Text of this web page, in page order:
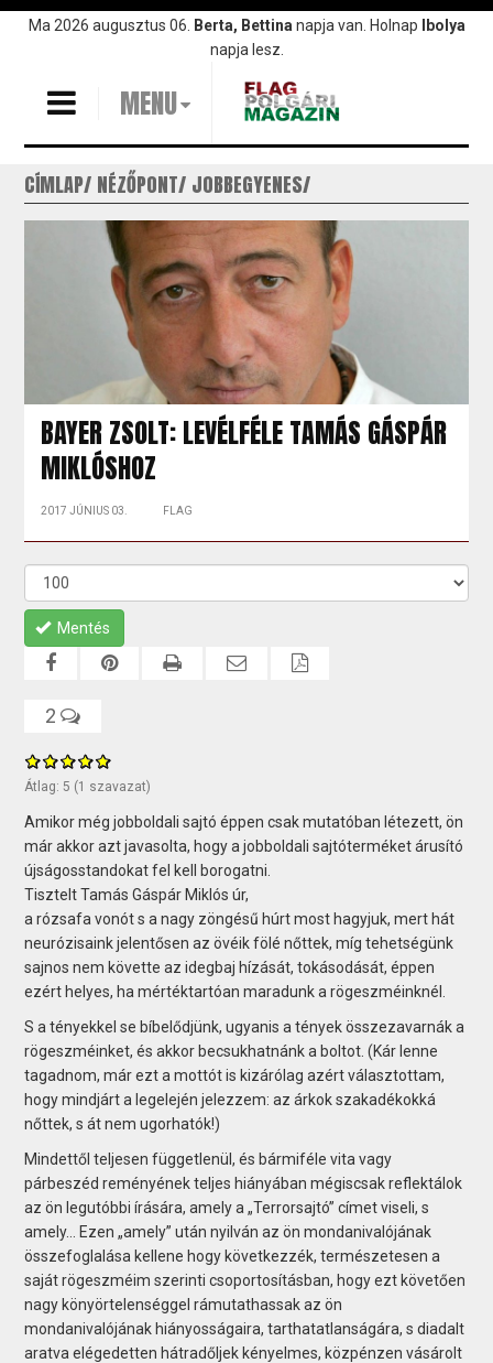
UgrásMa 2026 augusztus 06. Berta, Bettina napja van. Holnap
Ibolya
napja lesz.
MENU
CÍMLAP NÉZŐPONT JOBBEGYENES
BAYER ZSOLT: LEVÉLFÉLE TAMÁS GÁSPÁR
MIKLÓSHOZ
2017 JÚNIUS 03. FLAG
Mentés
2
Átlag: 5 (1 szavazat)
Amikor még jobboldali sajtó éppen csak mutatóban létezett, ön
már akkor azt javasolta, hogy a jobboldali sajtóterméket árusító
újságosstandokat fel kell borogatni.
Tisztelt Tamás Gáspár Miklós úr,
a rózsafa vonót s a nagy zöngésű húrt most hagyjuk, mert hát
neurózisaink jelentősen az övéik fölé nőttek, míg tehetségünk
sajnos nem követte az idegbaj hízását, tokásodását, éppen
ezért helyes, ha mértéktartóan maradunk a rögeszméinknél.
S a tényekkel se bíbelődjünk, ugyanis a tények összezavarnák a
rögeszméinket, és akkor becsukhatnánk a boltot. (Kár lenne
tagadnom, már ezt a mottót is kizárólag azért választottam,
hogy mindjárt a legelején jelezzem: az árkok szakadékokká
nőttek, s át nem ugorhatók!)
Mindettől teljesen függetlenül, és bármiféle vita vagy
párbeszéd reményének teljes hiányában mégiscsak reflektálok
az ön legutóbbi írására, amely a „Terrorsajtó” címet viseli, s
amely… Ezen „amely” után nyilván az ön mondanivalójának
összefoglalása kellene hogy következzék, természetesen a
saját rögeszméim szerinti csoportosításban, hogy ezt követően
nagy könyörtelenséggel rámutathassak az ön
mondanivalójának hiányosságaira, tarthatatlanságára, s diadalt
aratva elégedetten hátradőljek kényelmes, közpénzen vásárolt